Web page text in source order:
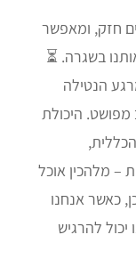
חזק, ומאפשר
בשגרה. ⏳
הנטילה
היכולת
מלהכין אוכל
אנחנו
להרגיש